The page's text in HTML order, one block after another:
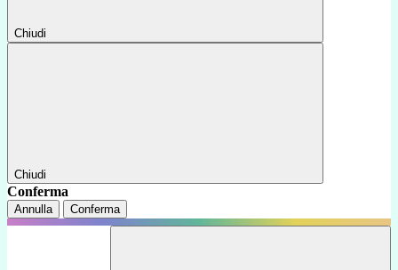
Chiudi
Chiudi
Conferma
Annulla Conferma